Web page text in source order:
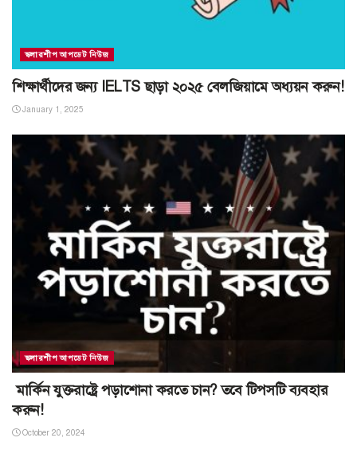
স্কলারশীপ আপডেট নিউজ
শিক্ষার্থীদের জন্য IELTS ছাড়া ২০২৫ বেলজিয়ামে অধ্যয়ন করুন!
January 1, 2025
স্কলারশীপ আপডেট নিউজ
মার্কিন যুক্তরাষ্ট্রে পড়াশোনা করতে চান? তবে টিপসটি ব্যবহার
করুন!
October 20, 2024